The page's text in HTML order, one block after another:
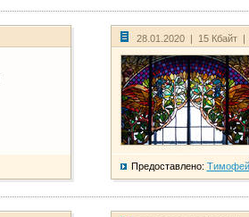
28.01.2020 | 15 Кбайт |
Предоставлено: Тимофей